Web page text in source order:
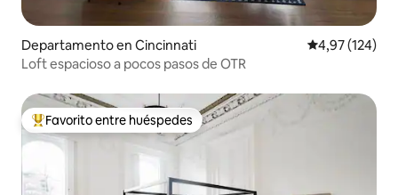
Departamento en Cincinnati Calificación
4,97 (124)
Loft espacioso a pocos pasos de OTR
Favorito entre los huéspedes más destacados
Favorito entre huéspedes